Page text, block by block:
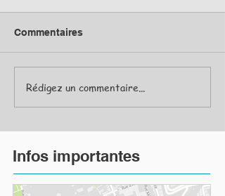
Commentaires
Rédigez un commentaire...
Infos importantes